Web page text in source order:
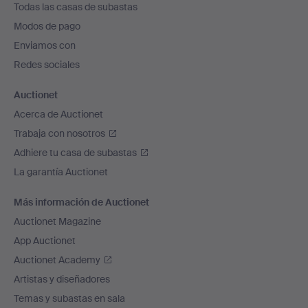
pie
de
página
Todas las casas de subastas
Modos de pago
Enviamos con
Redes sociales
Auctionet
Acerca de Auctionet
Trabaja con nosotros
Adhiere tu casa de subastas
La garantía Auctionet
Más información de Auctionet
Auctionet Magazine
App Auctionet
Auctionet Academy
Artistas y diseñadores
Temas y subastas en sala